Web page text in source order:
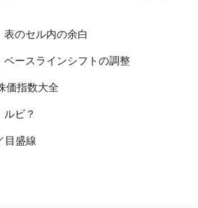
表のセル内の余白
ベースラインシフトの調整
価指数大全
ビ？
目盛線